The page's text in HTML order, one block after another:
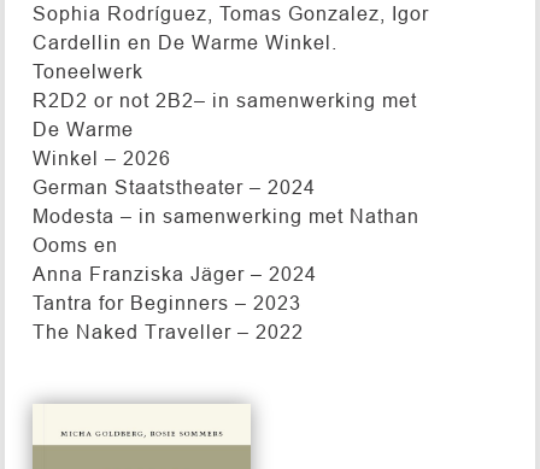
Sophia Rodríguez, Tomas Gonzalez, Igor
Cardellin en De Warme Winkel.
Toneelwerk
R2D2 or not 2B2– in samenwerking met
De Warme
Winkel – 2026
German Staatstheater – 2024
Modesta – in samenwerking met Nathan
Ooms en
Anna Franziska Jäger – 2024
Tantra for Beginners – 2023
The Naked Traveller – 2022